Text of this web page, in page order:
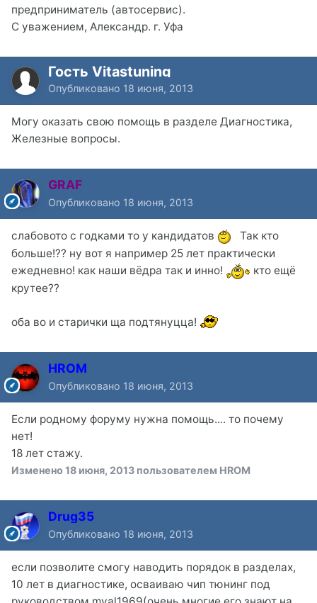
предприниматель (автосервис).
С уважением, Александр. г. Уфа
Гость Vitastuning
Опубликовано 18 июня, 2013
Могу оказать свою помощь в разделе Диагностика,
Железные вопросы.
GRAF
Опубликовано 18 июня, 2013
слабовото с годками то у кандидатов
Так кто
больше!?? ну вот я например 25 лет практически
ежедневно! как наши вёдра так и инно!
кто ещё
крутее??
оба во и старички ща подтянуцца!
HROM
Опубликовано 18 июня, 2013
Если родному форуму нужна помощь.... то почему
нет!
18 лет стажу.
Изменено 18 июня, 2013 пользователем HROM
Drug35
Опубликовано 18 июня, 2013
если позволите смогу наводить порядок в разделах,
10 лет в диагностике, осваиваю чип тюнинг под